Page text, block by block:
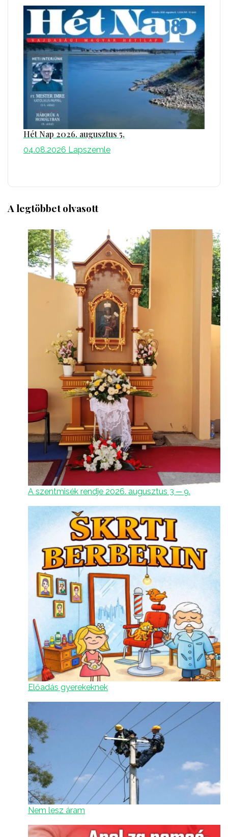
Hét Nap 2026. augusztus 5.
04.08.2026 Lapszemle
A legtöbbet olvasott
A szentmisék rendje 2026. augusztus 3 ─ 9.
Előadás gyerekeknek
Nem lesz áram